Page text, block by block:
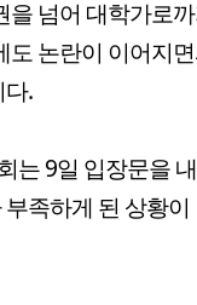
을 넘어 대학가로
논란이 이어지
.
는 9일 입장문을
족하게 된 상황